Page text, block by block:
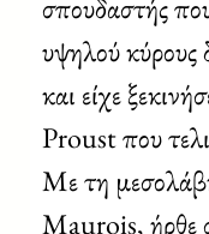
σπουδαστής
υψηλού
και είχε
Proust που
Με τη
Maurois, ήρθε